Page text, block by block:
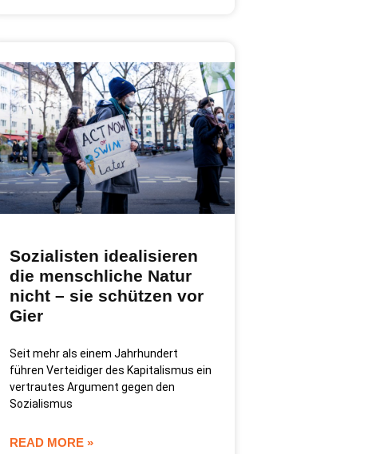
Sozialisten idealisieren
die menschliche Natur
nicht – sie schützen vor
Gier
Seit mehr als einem Jahrhundert
führen Verteidiger des Kapitalismus ein
vertrautes Argument gegen den
Sozialismus
READ MORE »